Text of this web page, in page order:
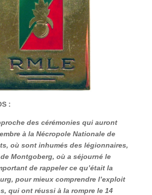
:
des cérémonies qui auront
à la Nécropole Nationale de
où sont inhumés des légionnaires,
Montgoberg, où a séjourné le
de rappeler ce qu’était la
pour mieux comprendre l’exploit
qui ont réussi à la rompre le 14